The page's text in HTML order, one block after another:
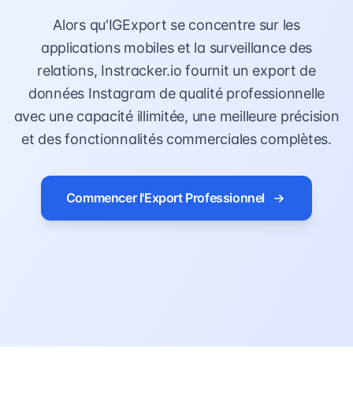
Alors qu'IGExport se concentre sur les
applications mobiles et la surveillance des
relations, Instracker.io fournit un export de
données Instagram de qualité professionnelle
avec une capacité illimitée, une meilleure précision
et des fonctionnalités commerciales complètes.
Commencer l'Export Professionnel